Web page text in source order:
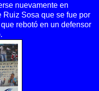
nuevamente en
Ruiz Sosa que se fue por
rebotó en un defensor